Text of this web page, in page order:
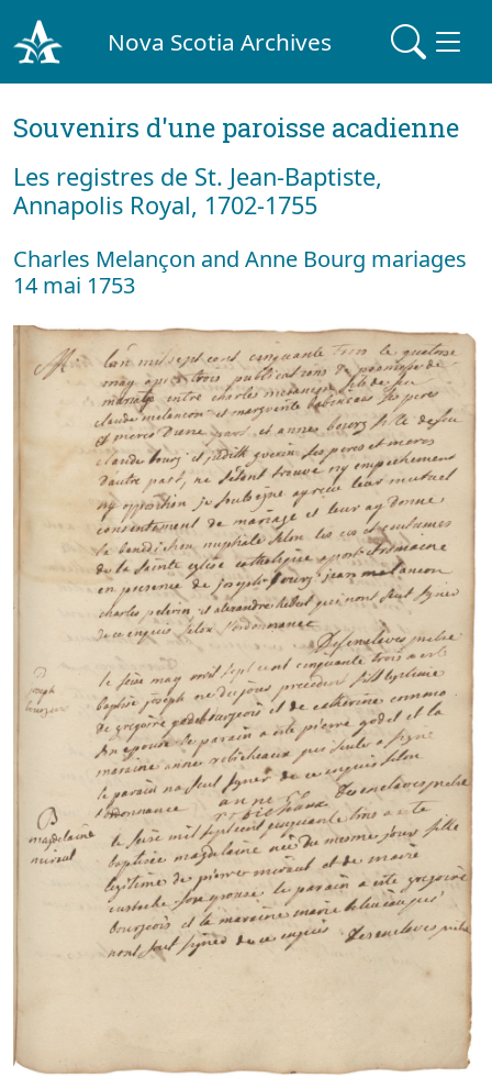
Nova Scotia Archives
Souvenirs d'une paroisse acadienne
Les registres de St. Jean-Baptiste,
Annapolis Royal, 1702-1755
Charles Melançon and Anne Bourg mariages
14 mai 1753